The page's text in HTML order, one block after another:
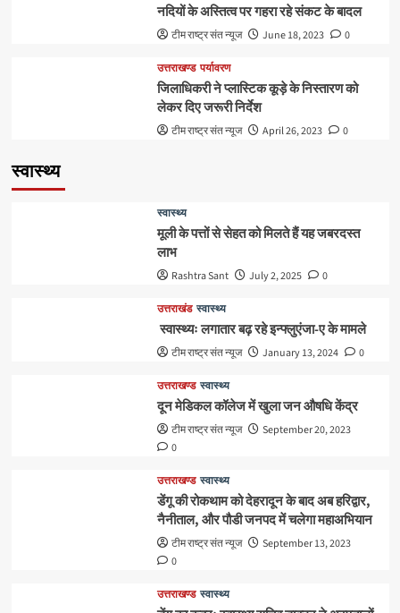
नदियों के अस्तित्व पर गहरा रहे संकट के बादल
टीम राष्ट्र संत न्यूज June 18, 2023 0
उत्तराखण्ड पर्यावरण
जिलाधिकरी ने प्लास्टिक कूड़े के निस्तारण को
लेकर दिए जरूरी निर्देश
टीम राष्ट्र संत न्यूज April 26, 2023 0
स्वास्थ्य
स्वास्थ्य
मूली के पत्तों से सेहत को मिलते हैं यह जबरदस्त
लाभ
Rashtra Sant July 2, 2025 0
उत्तराखंड स्वास्थ्य
स्वास्थ्यः लगातार बढ़ रहे इन्फ्लुएंजा-ए के मामले
टीम राष्ट्र संत न्यूज January 13, 2024 0
उत्तराखण्ड स्वास्थ्य
दून मेडिकल कॉलेज में खुला जन औषधि केंद्र
टीम राष्ट्र संत न्यूज
September 20, 2023
0
उत्तराखण्ड स्वास्थ्य
डेंगू की रोकथाम को देहरादून के बाद अब हरिद्वार,
नैनीताल, और पौडी जनपद में चलेगा महाअभियान
टीम राष्ट्र संत न्यूज
September 13, 2023
0
उत्तराखण्ड स्वास्थ्य